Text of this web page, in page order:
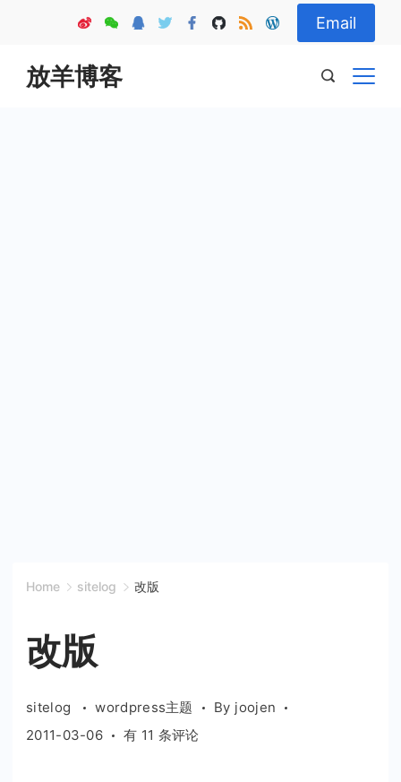
content
Email
放羊博客
Home sitelog 改版
改版
sitelog wordpress主题 By joojen
2011-03-06
改
有 11 条评论